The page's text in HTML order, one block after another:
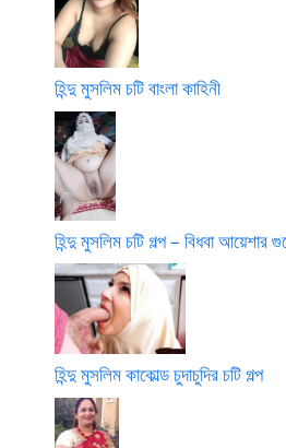
হিন্দু মুসলিম চটি বাংলা কাহিনী
হিন্দু মুসলিম চটি গল্প – বিধবা আয়েশার
হিন্দু মুসলিম কাকোল্ড চুদাচুদির চটি গল্প